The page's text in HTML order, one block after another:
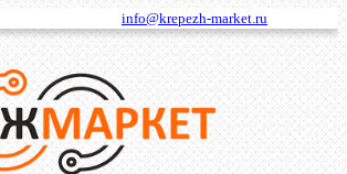
info@krepezh-market.ru